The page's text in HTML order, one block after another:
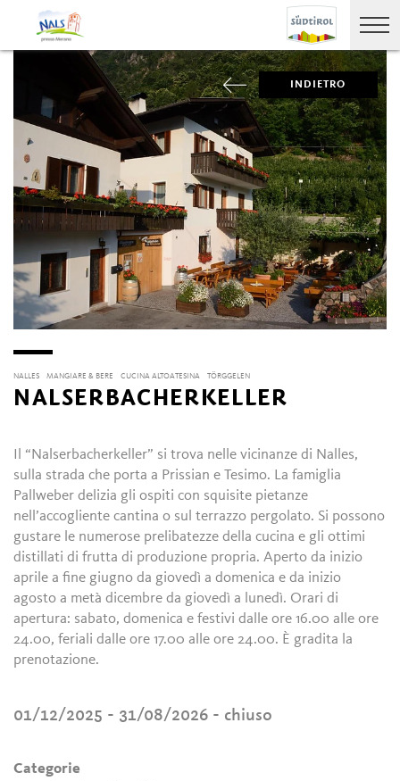
INDIETRO
NALLES MANGIARE & BERE CUCINA ALTOATESINA TÖRGGELEN
NALSERBACHERKELLER
Il “Nalserbacherkeller” si trova nelle vicinanze di Nalles,
sulla strada che porta a Prissian e Tesimo. La famiglia
Pallweber delizia gli ospiti con squisite pietanze
nell’accogliente cantina o sul terrazzo pergolato. Si possono
gustare le numerose prelibatezze della cucina e gli ottimi
distillati di frutta di produzione propria. Aperto da inizio
aprile a fine giugno da giovedì a domenica e da inizio
agosto a metà dicembre da giovedì a lunedì. Orari di
apertura: sabato, domenica e festivi dalle ore 16.00 alle ore
24.00, feriali dalle ore 17.00 alle ore 24.00. È gradita la
prenotazione.
01/12/2025 - 31/08/2026 - chiuso
Categorie